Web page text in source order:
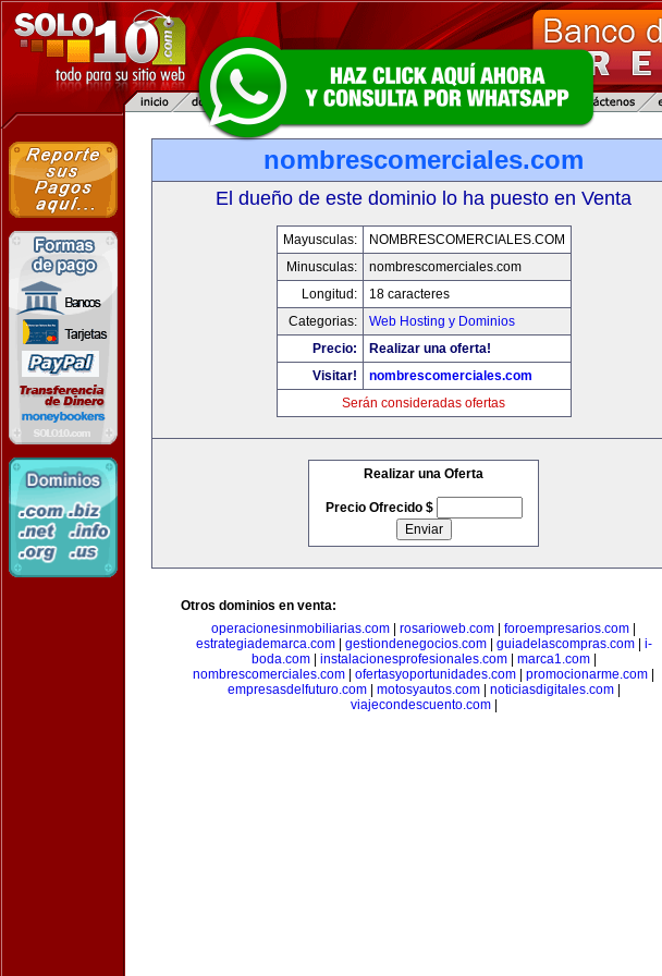
nombrescomerciales.com
El dueño de este dominio lo ha puesto en Venta
Mayusculas:
NOMBRESCOMERCIALES.COM
Minusculas:
nombrescomerciales.com
Longitud:
18 caracteres
Categorias:
Web Hosting y Dominios
Precio:
Realizar una oferta!
Visitar!
nombrescomerciales.com
Serán consideradas ofertas
Realizar una Oferta
Precio Ofrecido $
Otros dominios en venta:
operacionesinmobiliarias.com
rosarioweb.com foroempresarios.com
estrategiademarca.com| gestiondenegocios.com| guiadelascompras.com| i-
boda.com| instalacionesprofesionales.com| marca1.com|
nombrescomerciales.com
ofertasyoportunidades.com promocionarme.com
empresasdelfuturo.com| motosyautos.com| noticiasdigitales.com|
viajecondescuento.com|